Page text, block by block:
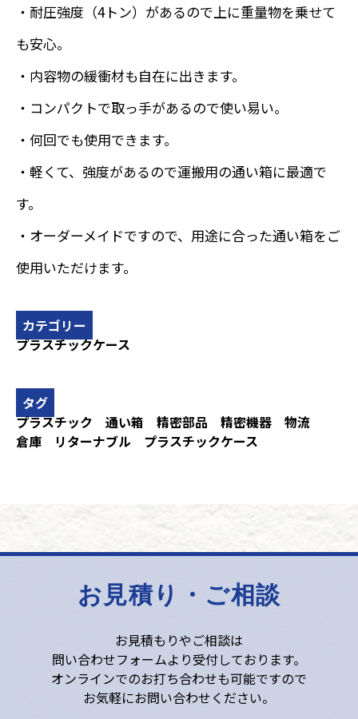
・耐圧強度（4トン）があるので上に重量物を乗せて
も安心。
・内容物の緩衝材も自在に出きます。
・コンパクトで取っ手があるので使い易い。
・何回でも使用できます。
・軽くて、強度があるので運搬用の通い箱に最適で
す。
・オーダーメイドですので、用途に合った通い箱をご
使用いただけます。
カテゴリー
プラスチックケース
タグ
プラスチック
通い箱 精密部品 精密機器
物流
倉庫
リターナブル プラスチックケース
お見積り・ご相談
お見積もりやご相談は
問い合わせフォームより受付しております。
オンラインでのお打ち合わせも可能ですので
お気軽にお問い合わせください。